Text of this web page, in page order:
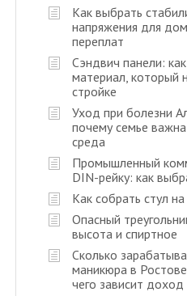
Как выбрать
напряжения для
переплат
Сэндвич панели:
материал, который
стройке
Уход при болезни
почему семье
среда
Промышленный
DIN-рейку: как
Как собрать стул
Опасный
высота и спиртное
Сколько
маникюра в
чего зависит доход